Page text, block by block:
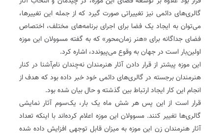
گالری‌های دائمی نیز تغییراتی صورت ‌گیرد که از جمله این تغییرها،
می‌توان به ایجاد یک فضا برای اجرای برنامه‌های مختلف، اختصاص
فضای جداگانه برای «هنر زمان‌محور»‌ که به گفته مسوولان این موزه
اولین‌بار است در جهان به وقوع می‌پیوندد، اشاره کرد.
این موزه پیشتر از قرار دادن آثار هنرمندان نه‌چندان نام‌آشنا در کنار
هنرمندان برجسته در گالری‌های دائمی خود خبر داده بود که هدف از
انجام این کار ایجاد ارتباط بین گذشته و حال بیان شده بود.
قرار است از این پس هر شش ماه یک بار، یک‌سوم آثار نمایشی
گالری‌ها تغییر کنند. مسوولان این موزه اعلام کرده‌اند با اینکه تعداد
آثار هنرمندان زن این موزه به میزان قابل توجهی افزایش داده شده